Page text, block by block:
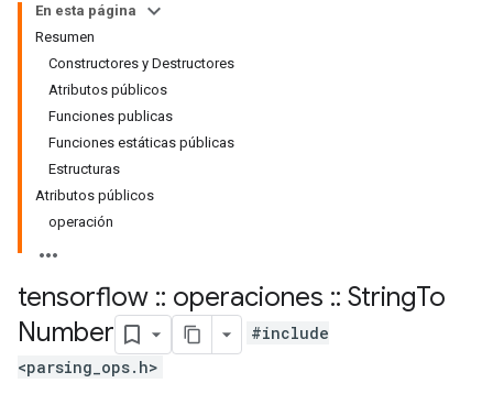
En esta página
Resumen
Constructores y Destructores
Atributos públicos
Funciones publicas
Funciones estáticas públicas
Estructuras
Atributos públicos
operación
tensorflow :: operaciones :: StringTo
Number
#include
<parsing_ops.h>